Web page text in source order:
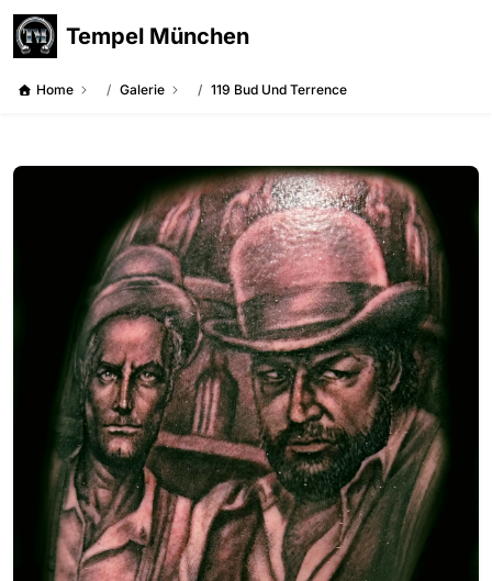
Tempel München
Home Galerie 119 Bud Und Terrence